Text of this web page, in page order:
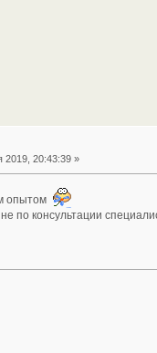
2019, 20:43:39 »
опытом
по консультации